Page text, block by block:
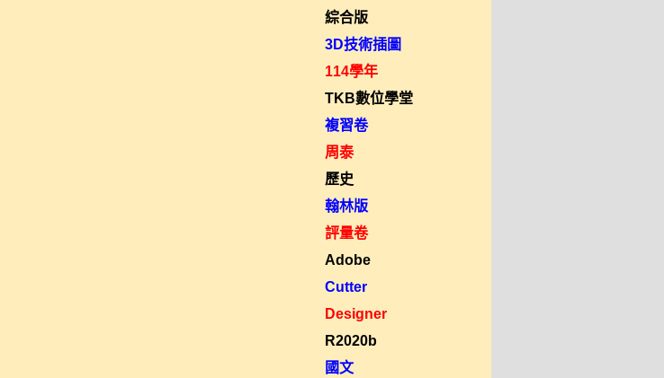
綜合版
3D技術插圖
114學年
TKB數位學堂
複習卷
周泰
歷史
翰林版
評量卷
Adobe
Cutter
Designer
R2020b
國文